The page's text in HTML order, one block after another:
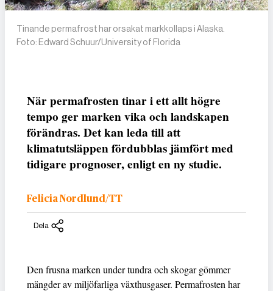
Tinande permafrost har orsakat markkollaps i Alaska.
Foto: Edward Schuur/University of Florida
När permafrosten tinar i ett allt högre
tempo ger marken vika och landskapen
förändras. Det kan leda till att
klimatutsläppen fördubblas jämfört med
tidigare prognoser, enligt en ny studie.
Felicia Nordlund/TT
Dela
Den frusna marken under tundra och skogar gömmer
mängder av miljöfarliga växthusgaser. Permafrosten har